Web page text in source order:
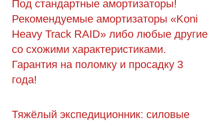
Под стандартные амортизаторы!
Рекомендуемые амортизаторы «Koni
Heavy Track RAID» либо любые другие
со схожими характеристиками.
Гарантия на поломку и просадку 3
года!
Тяжёлый экспедиционник: силовые